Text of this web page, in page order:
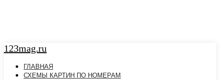
123mag.ru
ГЛАВНАЯ
СХЕМЫ КАРТИН ПО НОМЕРАМ